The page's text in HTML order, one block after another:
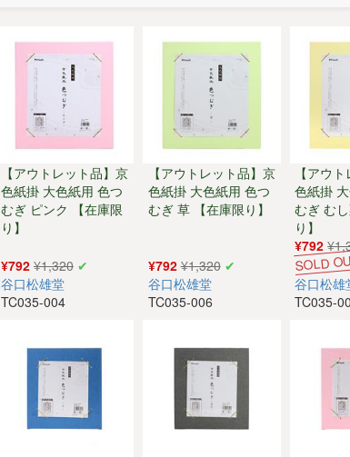
【アウトレット品】京
色紙掛 大色紙用 色つ
むぎ ピンク 【在庫限
り】
¥792 ¥1,320
谷口松雄堂
TC035-004
【アウトレット品】京
色紙掛 大色紙用 色つ
むぎ 草 【在庫限り】
¥792 ¥1,320
谷口松雄堂
TC035-006
【アウ
色紙掛
むぎ む
り】
¥792
谷口松雄
TC035-